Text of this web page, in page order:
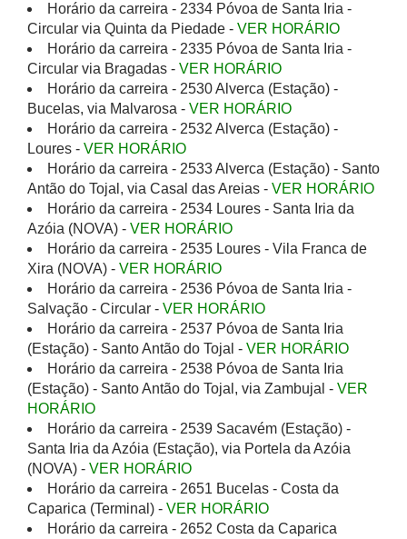
Horário da carreira - 2334 Póvoa de Santa Iria -
Circular via Quinta da Piedade - VER HORÁRIO
Horário da carreira - 2335 Póvoa de Santa Iria -
Circular via Bragadas - VER HORÁRIO
Horário da carreira - 2530 Alverca (Estação) -
Bucelas, via Malvarosa - VER HORÁRIO
Horário da carreira - 2532 Alverca (Estação) -
Loures - VER HORÁRIO
Horário da carreira - 2533 Alverca (Estação) - Santo
Antão do Tojal, via Casal das Areias - VER HORÁRIO
Horário da carreira - 2534 Loures - Santa Iria da
Azóia (NOVA) - VER HORÁRIO
Horário da carreira - 2535 Loures - Vila Franca de
Xira (NOVA) - VER HORÁRIO
Horário da carreira - 2536 Póvoa de Santa Iria -
Salvação - Circular - VER HORÁRIO
Horário da carreira - 2537 Póvoa de Santa Iria
(Estação) - Santo Antão do Tojal - VER HORÁRIO
Horário da carreira - 2538 Póvoa de Santa Iria
(Estação) - Santo Antão do Tojal, via Zambujal - VER
HORÁRIO
Horário da carreira - 2539 Sacavém (Estação) -
Santa Iria da Azóia (Estação), via Portela da Azóia
(NOVA) - VER HORÁRIO
Horário da carreira - 2651 Bucelas - Costa da
Caparica (Terminal) - VER HORÁRIO
Horário da carreira - 2652 Costa da Caparica